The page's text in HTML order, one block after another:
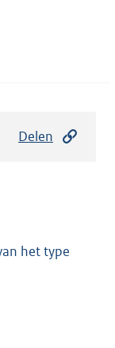
Delen
het type